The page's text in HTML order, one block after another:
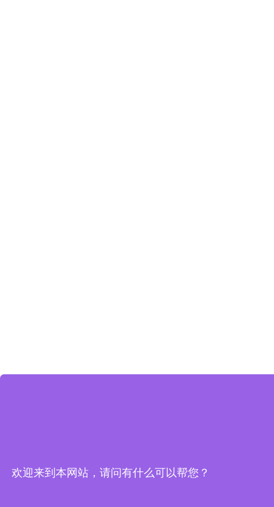
欢迎来到本网站，请问有什么可以帮您？